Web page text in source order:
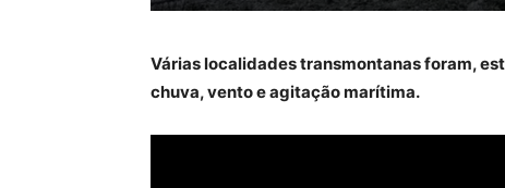
Várias localidades transmontanas foram,
chuva, vento e agitação marítima.